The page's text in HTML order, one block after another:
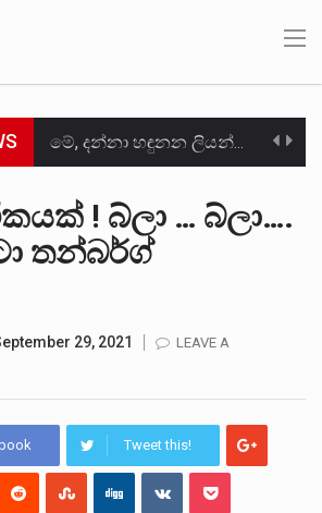
මේ, දන්නා හඳුනන ලියන්නකුගේ නන්නාඳුනන අඩවියක සැරිසරා ලද ආස්වාදනීය මොහොතක සිංහාවලෝකනයකි .කෙටි කවියක දිගු බර…
අගෝස්තු මස දෙවන ඉරිදා ලිට් රූම් සූම් සංවාදය පැවැත්වෙන්නේ "කතා කරන මහ වැව" නම් නකතාවක්…
! බ්ලා … බ්ලා….
තන්බර්ග්
29, 2021
LEAVE A
Tweet this!